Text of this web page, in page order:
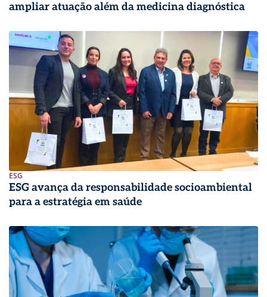
ampliar atuação além da medicina diagnóstica
ESG
ESG avança da responsabilidade socioambiental
para a estratégia em saúde